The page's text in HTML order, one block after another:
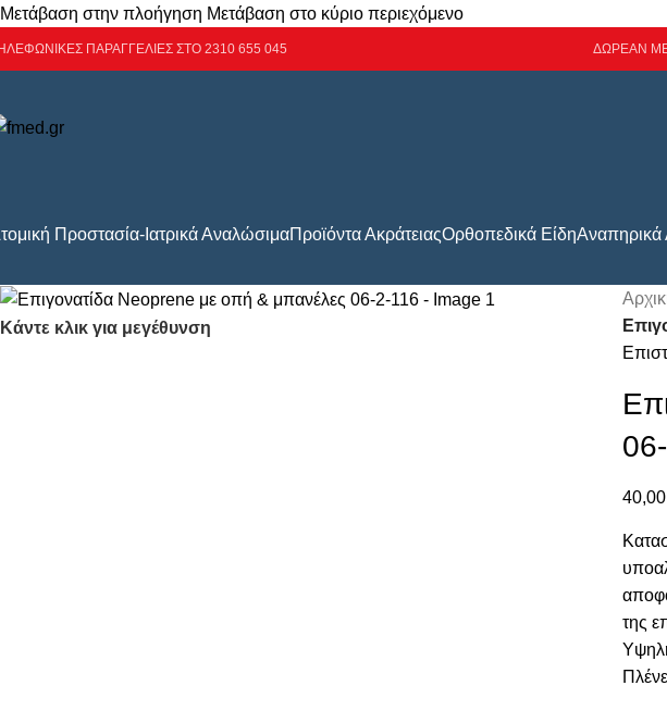
Μετάβαση στην πλοήγηση Μετάβαση στο κύριο περιεχόμενο
ΠΑΡΑΓΓΕΛΙΕΣ ΣΤΟ 2310 655 045 ΔΩΡΕΑΝ
Προστασία-Ιατρικά ΑναλώσιμαΠροϊόντα ΑκράτειαςΟρθοπεδικά ΕίδηΑναπηρικά
Κάντε κλικ για μεγέθυνση
της